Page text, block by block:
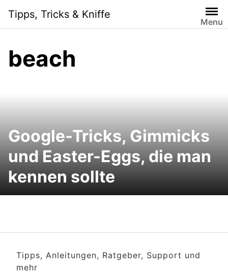
content
Tipps, Tricks & Kniffe
Menu
beach
Google-Tricks, Gimmicks
und Easter-Eggs, die man
kennen sollte
Tipps, Anleitungen, Ratgeber, Support und
mehr